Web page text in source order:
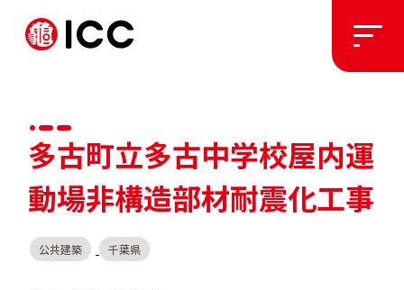
施工実績
私たちについて
多古町立多古中学校屋内運
動場非構造部材耐震化工事
公共建築 千葉県